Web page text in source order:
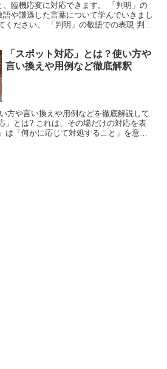
臨機応変に対応できます。 「判明」の
や謙遜した言葉について学んでいきまし
ください。 「判明」の敬語での表現 判明
「スポット対応」とは？使い方や
言い換えや用例など徹底解釈
方や言い換えや用例などを徹底解説して
」とは? これは、その場だけの対応を表
は「何かに応じて対処すること」を意味